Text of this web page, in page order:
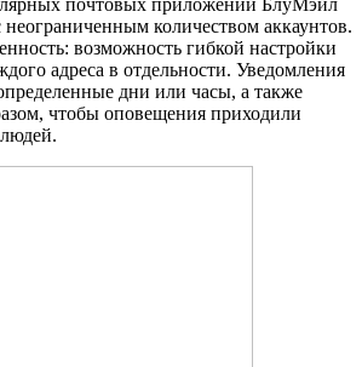
почтовых приложений БлуМэйл
неограниченным количеством аккаунтов.
возможность гибкой настройки
адреса в отдельности. Уведомления
дни или часы, а также
чтобы оповещения приходили